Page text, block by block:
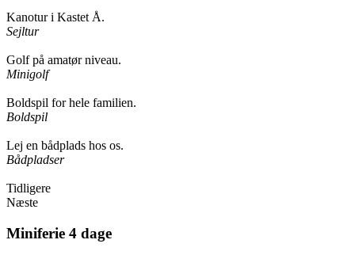
Kanotur i Kastet Å.
Sejltur
Golf på amatør niveau.
Minigolf
Boldspil for hele familien.
Boldspil
Lej en bådplads hos os.
Bådpladser
Tidligere
Næste
Miniferie 4 dage